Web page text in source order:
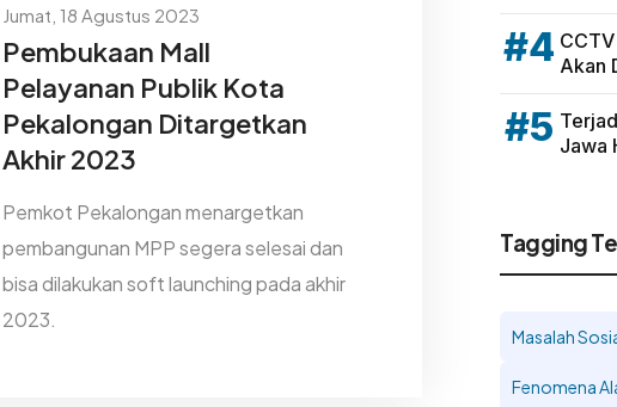
Jumat, 18 Agustus 2023
Pembukaan Mall
Pelayanan Publik Kota
Pekalongan Ditargetkan
Akhir 2023
Pemkot Pekalongan menargetkan
pembangunan MPP segera selesai dan
bisa dilakukan soft launching pada akhir
2023.
#4 Akan
#5 Jawa
Tagging
Masalah
Fenomena